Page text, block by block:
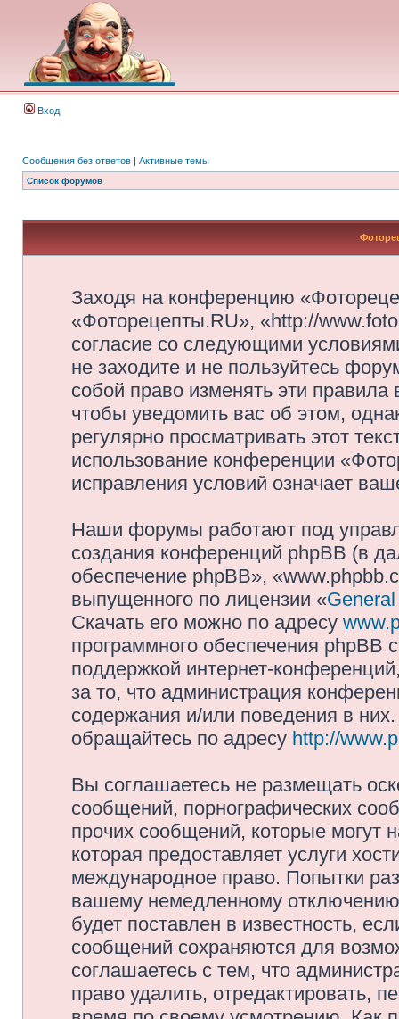
Вход
Сообщения без ответов | Активные темы
Список форумов
Заходя на конференцию
«Фоторецепты.RU», «http://
согласие со следующими
не заходите и не пользуйтесь
собой право изменять эти
чтобы уведомить вас об этом,
регулярно просматривать этот
использование конференции
исправления условий означает
Наши форумы работают под
создания конференций phpBB (в
обеспечение phpBB»,
выпущенного по лицензии «
Скачать его можно по адресу
программного обеспечения phpBB
поддержкой интернет-
за то, что администрация
содержания и/или поведения в
обращайтесь по адресу http://
Вы соглашаетесь не размещать
сообщений, порнографических
прочих сообщений, которые могут
которая предоставляет услуги
международное право. Попытки
вашему немедленному
будет поставлен в известность,
сообщений сохраняются для
соглашаетесь с тем, что
право удалить, отредактировать,